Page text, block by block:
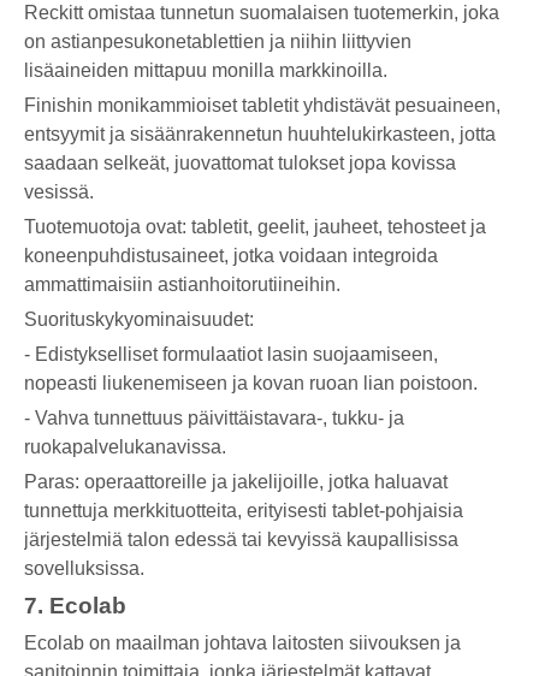
Reckitt omistaa tunnetun suomalaisen tuotemerkin, joka
on astianpesukonetablettien ja niihin liittyvien
lisäaineiden mittapuu monilla markkinoilla.
Finishin monikammioiset tabletit yhdistävät pesuaineen,
entsyymit ja sisäänrakennetun huuhtelukirkasteen, jotta
saadaan selkeät, juovattomat tulokset jopa kovissa
vesissä.
Tuotemuotoja ovat: tabletit, geelit, jauheet, tehosteet ja
koneenpuhdistusaineet, jotka voidaan integroida
ammattimaisiin astianhoitorutiineihin.
Suorituskykyominaisuudet:
- Edistykselliset formulaatiot lasin suojaamiseen,
nopeasti liukenemiseen ja kovan ruoan lian poistoon.
- Vahva tunnettuus päivittäistavara-, tukku- ja
ruokapalvelukanavissa.
Paras: operaattoreille ja jakelijoille, jotka haluavat
tunnettuja merkkituotteita, erityisesti tablet-pohjaisia ​​
järjestelmiä talon edessä tai kevyissä kaupallisissa
sovelluksissa.
7. Ecolab
Ecolab on maailman johtava laitosten siivouksen ja
sanitoinnin toimittaja, jonka järjestelmät kattavat